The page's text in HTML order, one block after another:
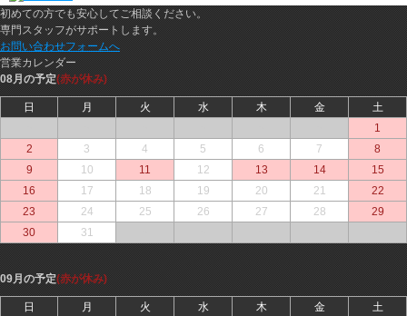
初めての方でも安心してご相談ください。
専門スタッフがサポートします。
お問い合わせフォームへ
営業カレンダー
08月の予定(赤が休み)
日 月 火 水 木 金
土
1
2
3 4 5 6 7
8
9
10 11 12 13 14
15
16
17 18 19 20 21
22
23
24 25 26 27 28
29
30
31
09月の予定(赤が休み)
日 月 火 水 木 金 土